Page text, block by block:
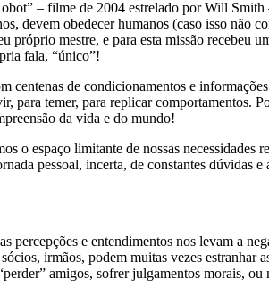
– filme de 2004 estrelado por Will
devem obedecer humanos (caso isso não
próprio mestre, e para esta missão
fala, “único”!
centenas de condicionamentos e
para temer, para replicar comportamentos.
da vida e do mundo!
o espaço limitante de nossas
pessoal, incerta, de constantes dúvidas
percepções e entendimentos nos levam a
irmãos, podem muitas vezes
amigos, sofrer julgamentos morais,